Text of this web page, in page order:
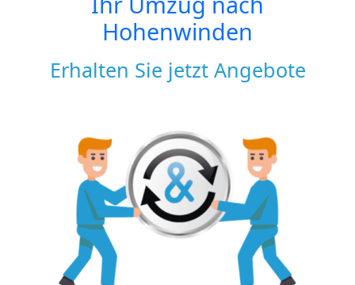
Hohenwinden
Erhalten Sie jetzt Angebote